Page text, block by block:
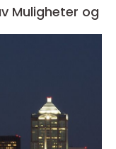
Muligheter og